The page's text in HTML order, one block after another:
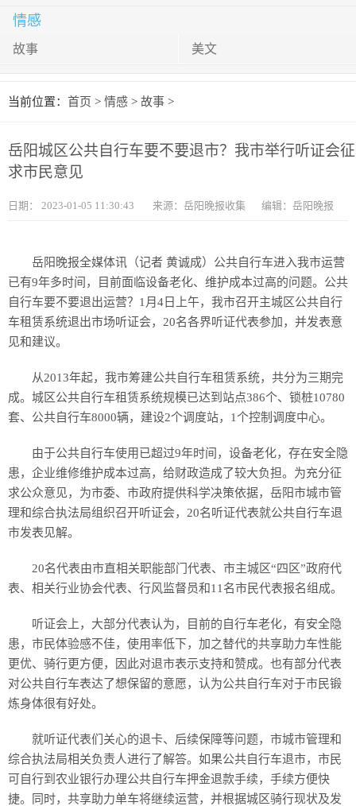
情感
故事 美文
当前位置： 首页 > 情感 > 故事 >
岳阳城区公共自行车要不要退市？我市举行听证会征
求市民意见
日期： 2023-01-05 11:30:43 来源：岳阳晚报收集 编辑：岳阳晚报
岳阳晚报全媒体讯（记者 黄诚成）公共自行车进入我市运营
已有9年多时间，目前面临设备老化、维护成本过高的问题。公共
自行车要不要退出运营？1月4日上午，我市召开主城区公共自行
车租赁系统退出市场听证会，20名各界听证代表参加，并发表意
见和建议。
从2013年起，我市筹建公共自行车租赁系统，共分为三期完
成。城区公共自行车租赁系统规模已达到站点386个、锁桩10780
套、公共自行车8000辆，建设2个调度站，1个控制调度中心。
由于公共自行车使用已超过9年时间，设备老化，存在安全隐
患，企业维修维护成本过高，给财政造成了较大负担。为充分征
求公众意见，为市委、市政府提供科学决策依据，岳阳市城市管
理和综合执法局组织召开听证会，20名听证代表就公共自行车退
市发表见解。
20名代表由市直相关职能部门代表、市主城区“四区”政府代
表、相关行业协会代表、行风监督员和11名市民代表报名组成。
听证会上，大部分代表认为，目前的自行车老化，有安全隐
患，市民体验感不佳，使用率低下，加之替代的共享助力车性能
更优、骑行更方便，因此对退市表示支持和赞成。也有部分代表
对公共自行车表达了想保留的意愿，认为公共自行车对于市民锻
炼身体很有好处。
就听证代表们关心的退卡、后续保障等问题，市城市管理和
综合执法局相关负责人进行了解答。如果公共自行车退市，市民
可自行到农业银行办理公共自行车押金退款手续，手续方便快
捷。同时，共享助力单车将继续运营，并根据城区骑行现状及发